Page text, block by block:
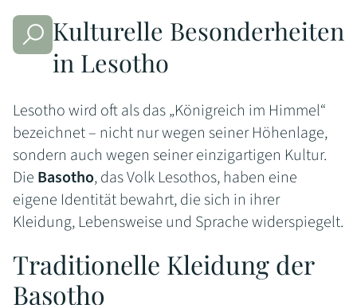
Kulturelle Besonderheiten
in Lesotho
Lesotho wird oft als das „Königreich im Himmel“
bezeichnet – nicht nur wegen seiner Höhenlage,
sondern auch wegen seiner einzigartigen Kultur.
Die Basotho, das Volk Lesothos, haben eine
eigene Identität bewahrt, die sich in ihrer
Kleidung, Lebensweise und Sprache widerspiegelt.
Traditionelle Kleidung der
Basotho